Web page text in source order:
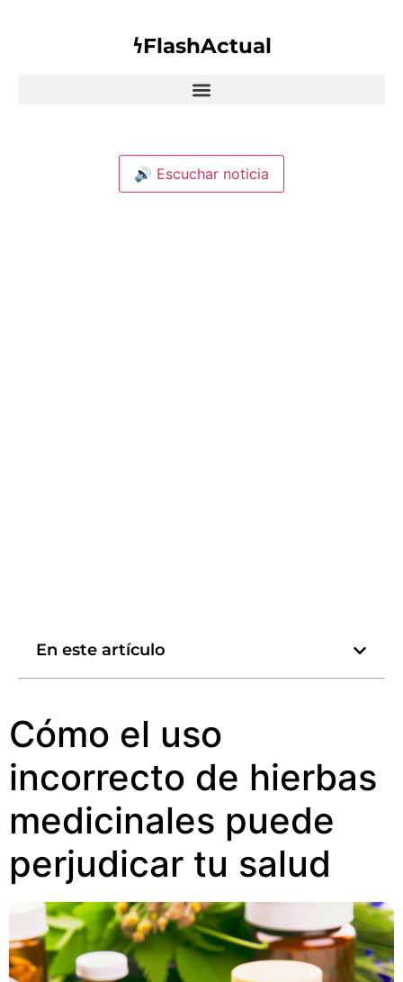
𐓏FlashActual
🔊 Escuchar noticia
En este artículo
Cómo el uso
incorrecto de hierbas
medicinales puede
perjudicar tu salud